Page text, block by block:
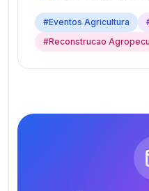
#Eventos Agricultura
#Reconstrucao